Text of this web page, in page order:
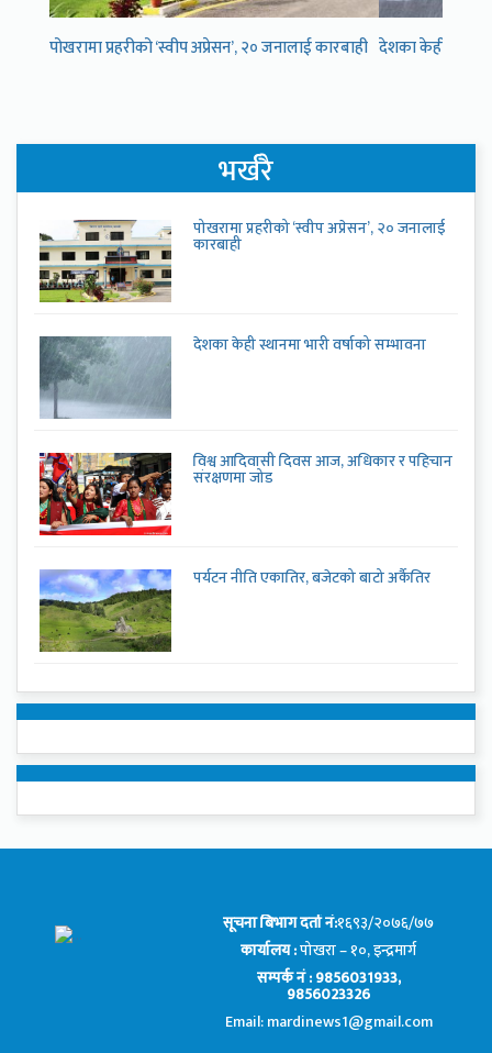
पोखरामा प्रहरीको ‘स्वीप अप्रेसन’, २० जनालाई कारबाही देशका केही स्थानमा
भर्खरै
पोखरामा प्रहरीको ‘स्वीप अप्रेसन’, २० जनालाई
कारबाही
देशका केही स्थानमा भारी वर्षाको सम्भावना
विश्व आदिवासी दिवस आज, अधिकार र पहिचान
संरक्षणमा जोड
पर्यटन नीति एकातिर, बजेटको बाटो अर्कैतिर
सूचना बिभाग दर्ता नं:१६९३/२०७६/७७
कार्यालय :पोखरा – १०, इन्द्रमार्ग
सम्पर्क नं : 9856031933,
9856023326
Email: mardinews1@gmail.com